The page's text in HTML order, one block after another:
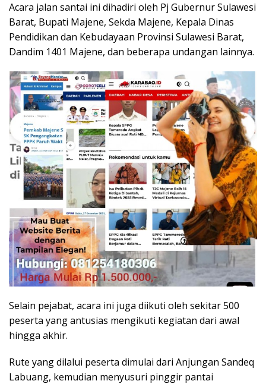
Acara jalan santai ini dihadiri oleh Pj Gubernur Sulawesi
Barat, Bupati Majene, Sekda Majene, Kepala Dinas
Pendidikan dan Kebudayaan Provinsi Sulawesi Barat,
Dandim 1401 Majene, dan beberapa undangan lainnya.
Selain pejabat, acara ini juga diikuti oleh sekitar 500
peserta yang antusias mengikuti kegiatan dari awal
hingga akhir.
Rute yang dilalui peserta dimulai dari Anjungan Sandeq
Labuang, kemudian menyusuri pinggir pantai